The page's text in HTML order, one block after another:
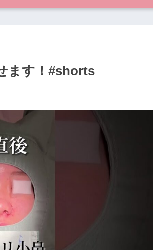
ます！#shorts